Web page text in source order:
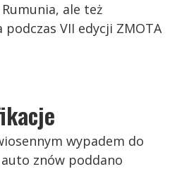
ale też
VII edycji ZMOTA
wypadem do
znów poddano